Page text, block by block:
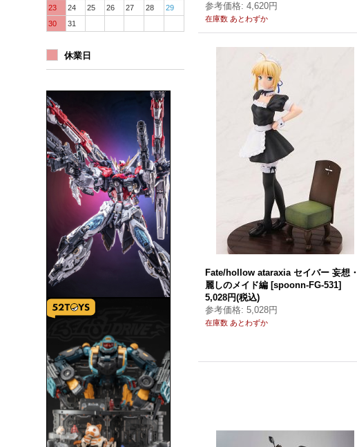
23
24 25 26 27 28
29
30
31
休業日
参考価格: 4,620円
在庫数 あとわずか
Fate/hollow ataraxia セイバー 妄想・
麗しのメイド編 [spoonn-FG-531]
5,028円(税込)
参考価格: 5,028円
在庫数 あとわずか